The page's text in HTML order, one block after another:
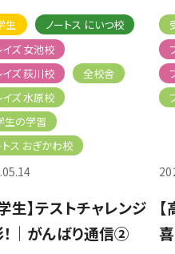
生
ノートス にいつ校
イズ 女池校
イズ 荻川校
全校舎
イズ 水原校
生の学習
トス おぎかわ校
生】テストチャレンジ
｜がんばり通信②